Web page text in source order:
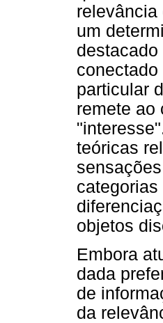
relevância
um
particular
remete ao
teóricas
objetos
Embora
dada
de
da